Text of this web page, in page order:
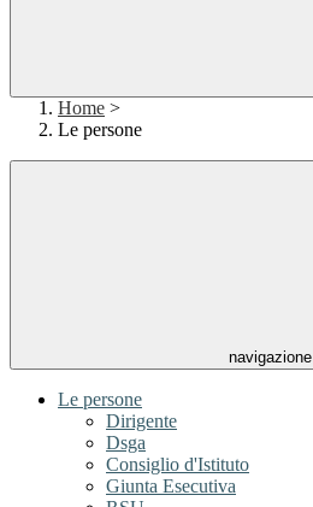
Home >
Le persone
navigazione
Le persone
Dirigente
Dsga
Consiglio d'Istituto
Giunta Esecutiva